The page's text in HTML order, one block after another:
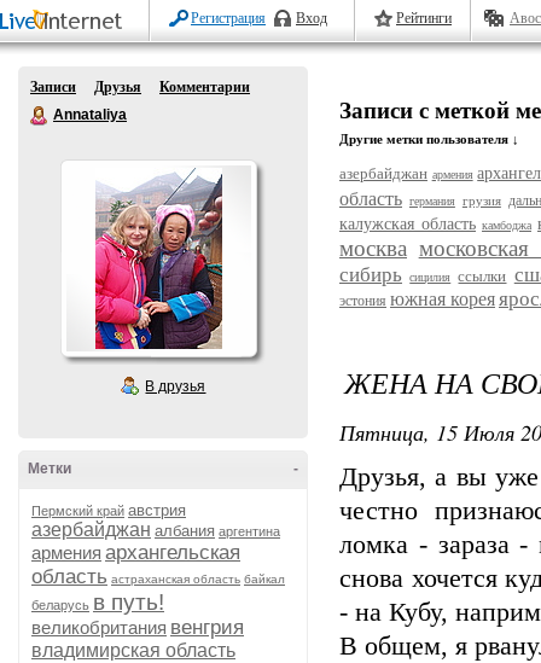
Регистрация Вход Рейтинги
Записи Друзья
Комментарии
Annataliya
В друзья
-
Метки
Пермский край австрия
азербайджан албания аргентина
армения архангельская
область астраханская область байкал
беларусь в путь!
великобритания венгрия
владимирская область
Записи с меткой
Другие метки пользователя ↓
азербайджан армения
область германия грузия
калужская область камбоджа
москва московская
сибирь сицилия ссылки
эстония южная корея
ЖЕНА НА
Пятница, 15 Июля
Друзья, а вы
честно
ломка - зараза
снова хочется
- на Кубу,
В общем, я